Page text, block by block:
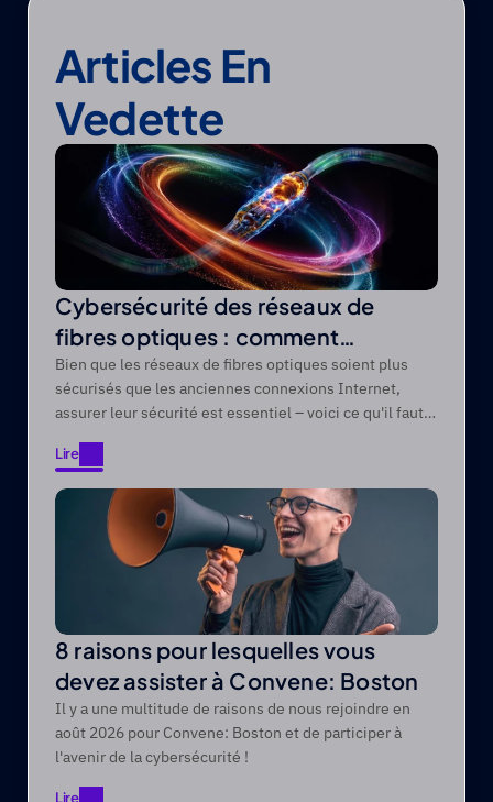
Articles En
Vedette
Cybersécurité des réseaux de
fibres optiques : comment
protéger les réseaux de fibres
optiques contre les menaces
Bien que les réseaux de fibres optiques soient plus
sécurisés que les anciennes connexions Internet,
assurer leur sécurité est essentiel – voici ce qu'il faut
Lire
Lire
8 raisons pour lesquelles vous
devez assister à Convene: Boston
Il y a une multitude de raisons de nous rejoindre en
août 2026 pour Convene: Boston et de participer à
l'avenir de la cybersécurité !
Lire